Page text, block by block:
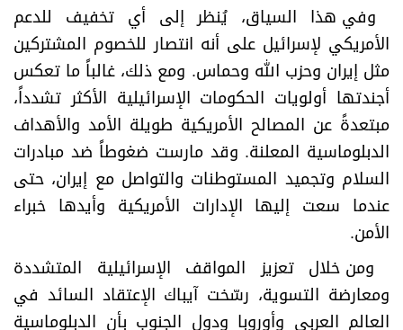
وفي هذا السياق، يُنظر إلى أي تخفيف للدعم
الأمريكي لإسرائيل على أنه انتصار للخصوم المشتركين
مثل إيران وحزب الله وحماس. ومع ذلك، غالباً ما تعكس
أجندتها أولويات الحكومات الإسرائيلية الأكثر تشدداً،
مبتعدةً عن المصالح الأمريكية طويلة الأمد والأهداف
الدبلوماسية المعلنة. وقد مارست ضغوطاً ضد مبادرات
السلام وتجميد المستوطنات والتواصل مع إيران، حتى
عندما سعت إليها الإدارات الأمريكية وأيدها خبراء
الأمن.
ومن خلال تعزيز المواقف الإسرائيلية المتشددة
ومعارضة التسوية، رسّخت آيباك الإعتقاد السائد في
العالم العربي وأوروبا ودول الجنوب بأن الدبلوماسية